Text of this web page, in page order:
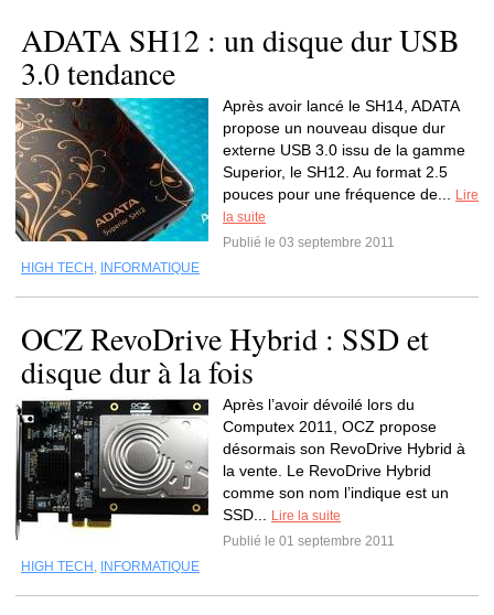
ADATA SH12 : un disque dur USB
3.0 tendance
Après avoir lancé le SH14, ADATA
propose un nouveau disque dur
externe USB 3.0 issu de la gamme
Superior, le SH12. Au format 2.5
pouces pour une fréquence de...
Lire
la suite
Publié le 03 septembre 2011
HIGH TECH , INFORMATIQUE
OCZ RevoDrive Hybrid : SSD et
disque dur à la fois
Après l’avoir dévoilé lors du
Computex 2011, OCZ propose
désormais son RevoDrive Hybrid à
la vente. Le RevoDrive Hybrid
comme son nom l’indique est un
SSD...
Lire la suite
Publié le 01 septembre 2011
HIGH TECH , INFORMATIQUE